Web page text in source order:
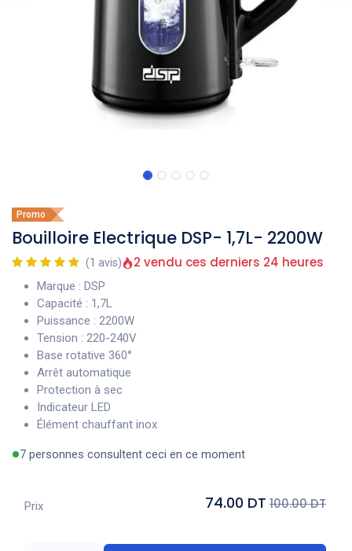
Promo
Bouilloire Electrique DSP- 1,7L- 2200W
(1 avis) 2 vendu ces derniers 24 heures
Marque : DSP
Capacité : 1,7L
Puissance : 2200W
Tension : 220-240V
Base rotative 360°
Arrêt automatique
Protection à sec
Indicateur LED
Élément chauffant inox
7 personnes consultent ceci en ce moment
Prix 74.00 DT 100.00 DT